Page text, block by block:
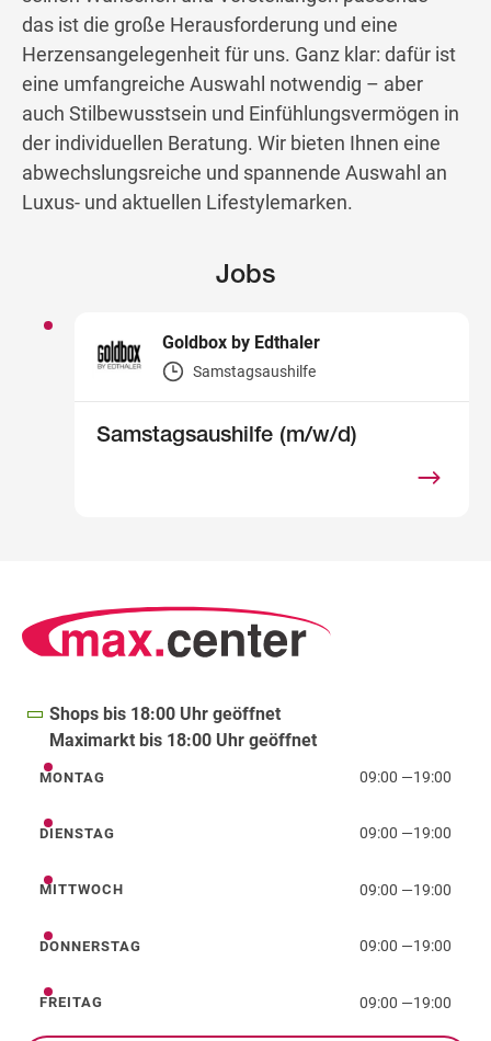
das ist die große Herausforderung und eine
Herzensangelegenheit für uns. Ganz klar: dafür ist
eine umfangreiche Auswahl notwendig – aber
auch Stilbewusstsein und Einfühlungsvermögen in
der individuellen Beratung. Wir bieten Ihnen eine
abwechslungsreiche und spannende Auswahl an
Luxus- und aktuellen Lifestylemarken.
Jobs
Goldbox by Edthaler
Samstagsaushilfe
Samstagsaushilfe (m/w/d)
Shops bis 18:00 Uhr geöffnet
Maximarkt bis 18:00 Uhr geöffnet
Montag
MONTAG 09:00 —19:00
Dienstag
DIENSTAG 09:00 —19:00
Mittwoch
MITTWOCH 09:00 —19:00
Donnerstag
DONNERSTAG 09:00 —19:00
Freitag
FREITAG 09:00 —19:00